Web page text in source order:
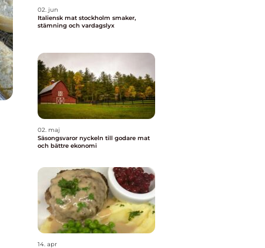
02. jun
Italiensk mat stockholm smaker,
stämning och vardagslyx
02. maj
Säsongsvaror nyckeln till godare mat
och bättre ekonomi
14. apr